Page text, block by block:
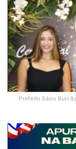
Prefeito Sávio